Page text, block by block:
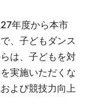
年度から本市
、子どもダンス
は、子どもを対
実施いただくな
よび競技力向上